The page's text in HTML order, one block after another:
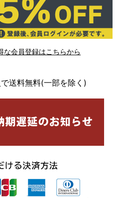
会員登録はこちらから
送料無料(一部を除く)